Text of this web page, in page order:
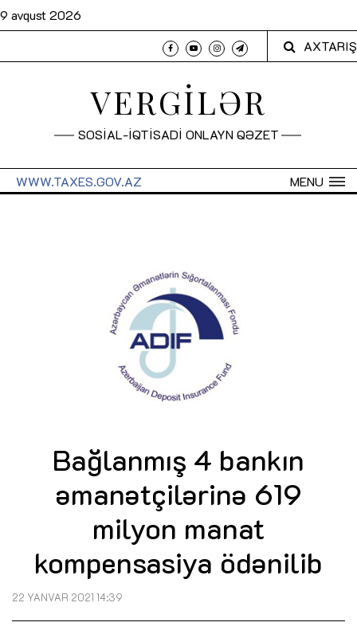
9 avqust 2026
AXTARIŞ
VERGİLƏR
SOSİAL-İQTİSADİ ONLAYN QƏZET
MENU
WWW.TAXES.GOV.AZ
Bağlanmış 4 bankın
əmanətçilərinə 619
milyon manat
kompensasiya ödənilib
22 YANVAR 2021 14:39